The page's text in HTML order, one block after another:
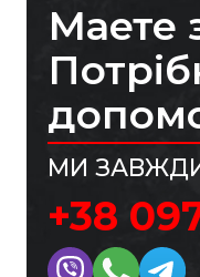
Маете
МИ ЗАВЖДИ
+38